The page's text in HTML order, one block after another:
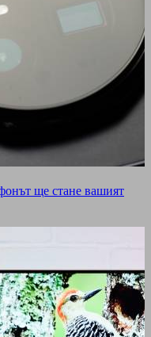
ще стане вашият